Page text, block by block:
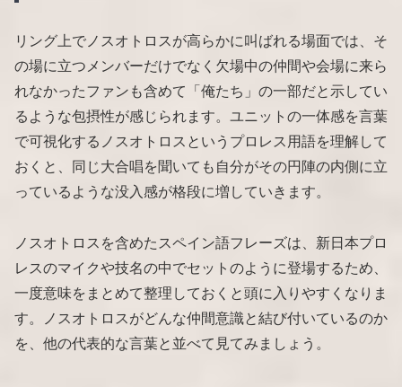
リング上でノスオトロスが高らかに叫ばれる場面では、そ
の場に立つメンバーだけでなく欠場中の仲間や会場に来ら
れなかったファンも含めて「俺たち」の一部だと示してい
るような包摂性が感じられます。ユニットの一体感を言葉
で可視化するノスオトロスというプロレス用語を理解して
おくと、同じ大合唱を聞いても自分がその円陣の内側に立
っているような没入感が格段に増していきます。
ノスオトロスを含めたスペイン語フレーズは、新日本プロ
レスのマイクや技名の中でセットのように登場するため、
一度意味をまとめて整理しておくと頭に入りやすくなりま
す。ノスオトロスがどんな仲間意識と結び付いているのか
を、他の代表的な言葉と並べて見てみましょう。